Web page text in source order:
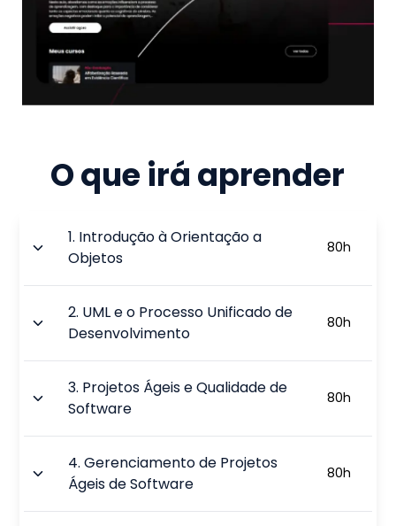
O que irá aprender
1. Introdução à Orientação a
Objetos
80h
2. UML e o Processo Unificado de
Desenvolvimento
80h
3. Projetos Ágeis e Qualidade de
Software
80h
4.Gerenciamento de Projetos
Ágeis de Software
80h